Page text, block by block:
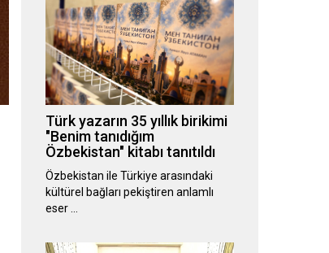
Türk yazarın 35 yıllık birikimi
"Benim tanıdığım
Özbekistan" kitabı tanıtıldı
Özbekistan ile Türkiye arasındaki
kültürel bağları pekiştiren anlamlı
eser …